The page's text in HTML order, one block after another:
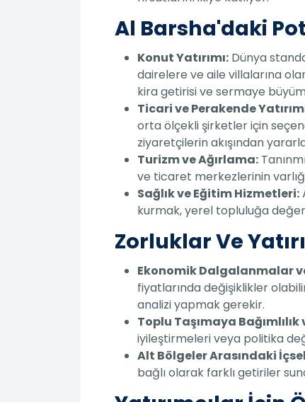
Al Barsha'daki
Konut Yatırımı: Dünya
dairelere ve aile villalarına
kira getirisi ve sermaye
Ticari ve Perakende
orta ölçekli şirketler için
ziyaretçilerin akışından
Turizm ve Ağırlama:
ve ticaret merkezlerinin
Sağlık ve Eğitim Hizmetleri:
kurmak, yerel topluluğa
Zorluklar Ve
Ekonomik Dalgalanmalar
fiyatlarında değişiklikler
analizi yapmak gerekir.
Toplu Taşımaya
iyileştirmeleri veya politika
Alt Bölgeler Arasındaki
bağlı olarak farklı getiriler